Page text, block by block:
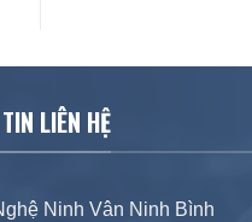
LIÊN HỆ
Ninh Vân Ninh Bình